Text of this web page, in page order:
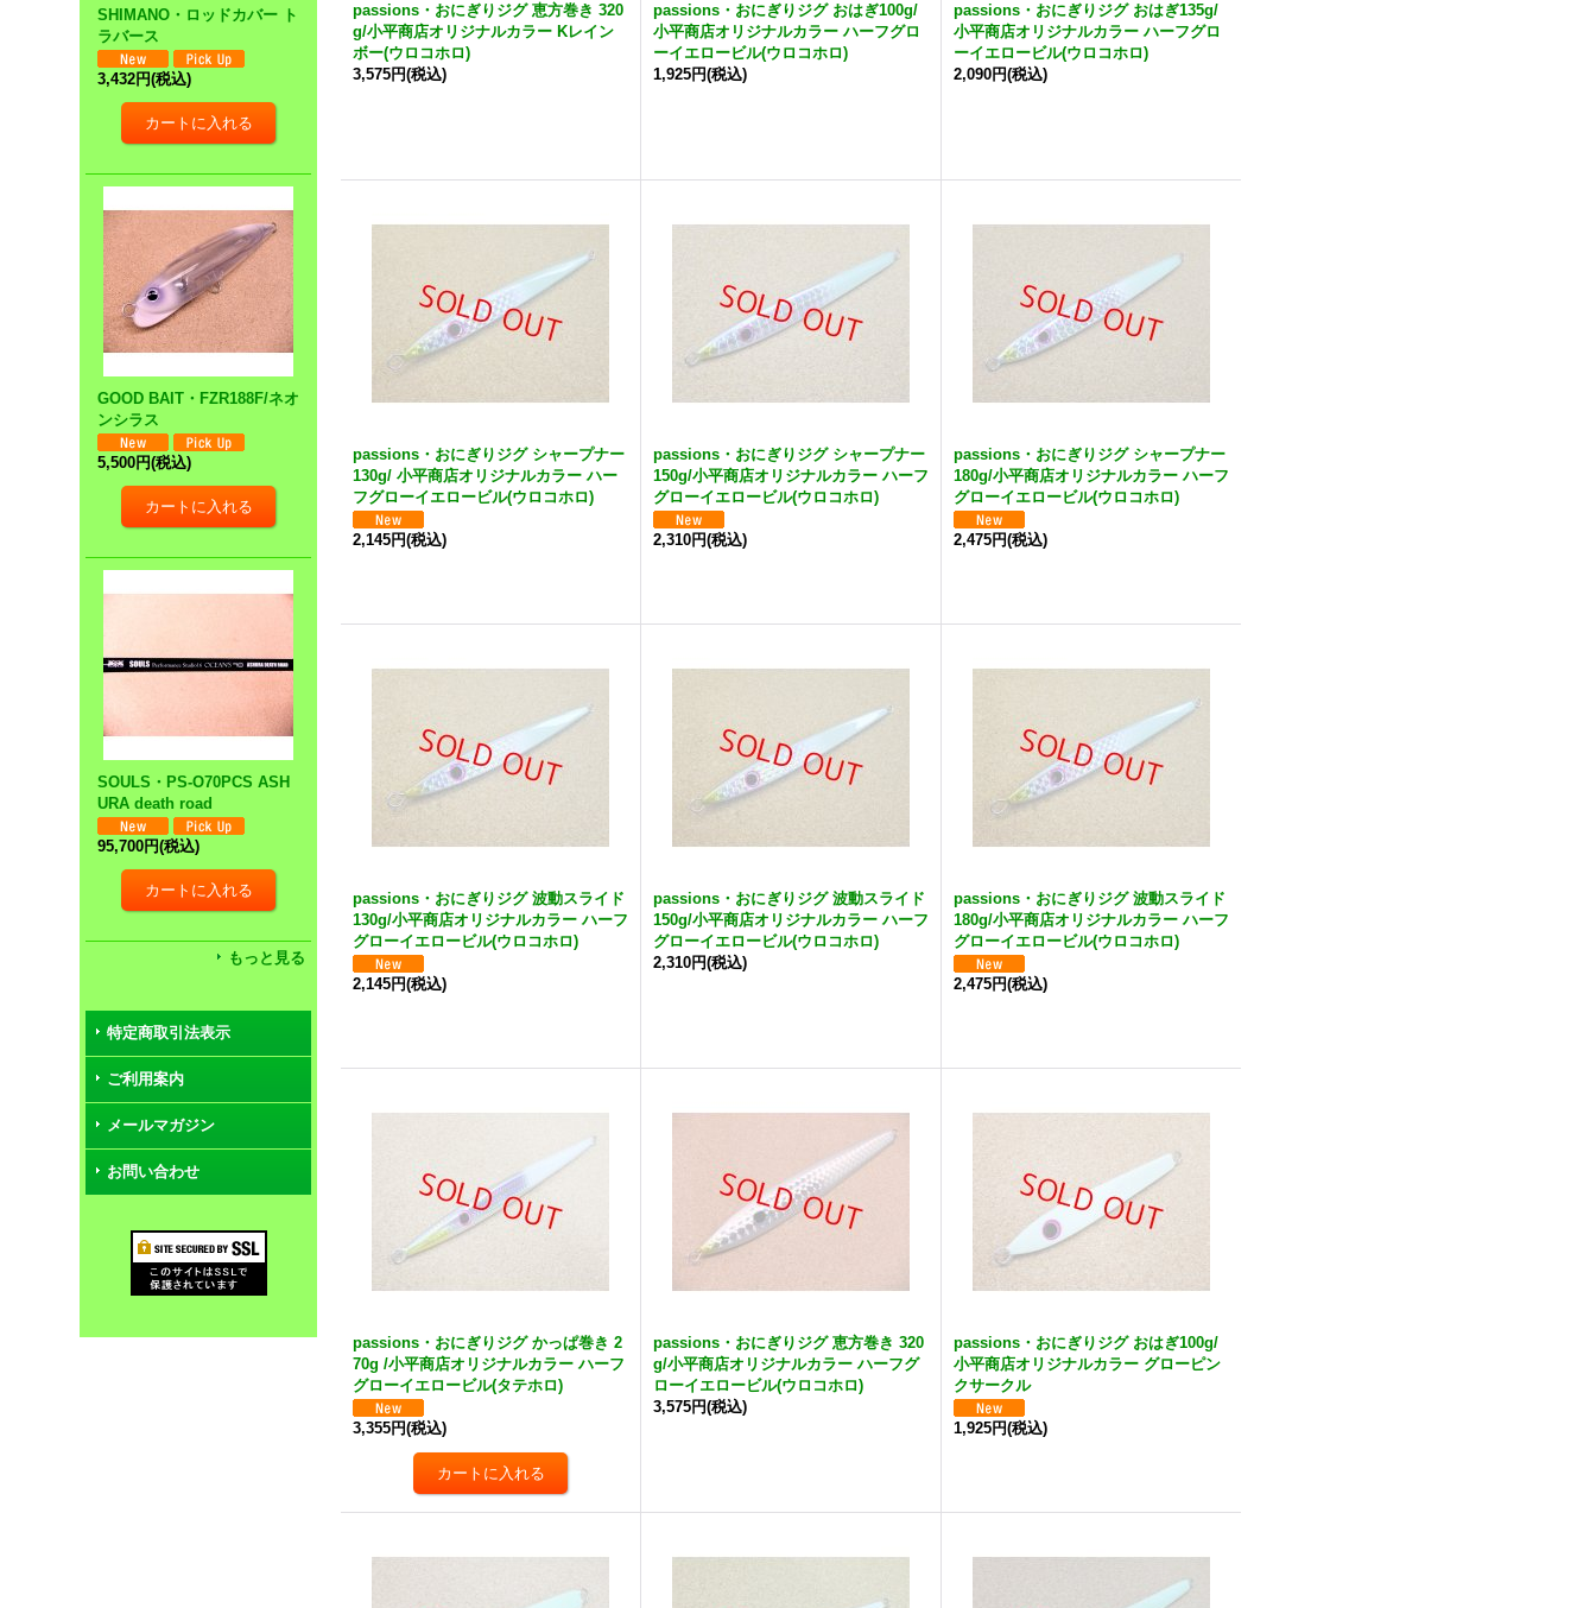
SHIMANO・ロッドカバー ト
ラバース
3,432円(税込)
GOOD BAIT・FZR188F/ネオ
ンシラス
5,500円(税込)
SOULS・PS-O70PCS ASH
URA death road
95,700円(税込)
もっと見る
特定商取引法表示
ご利用案内
メールマガジン
お問い合わせ
passions・おにぎりジグ 恵方巻き 320
g/小平商店オリジナルカラー Kレイン
ボー(ウロコホロ)
3,575円(税込)
passions・おにぎりジグ おはぎ100g/
小平商店オリジナルカラー ハーフグロ
ーイエロービル(ウロコホロ)
1,925円(税込)
passions・おにぎりジグ おはぎ135g/
小平商店オリジナルカラー ハーフグロ
ーイエロービル(ウロコホロ)
2,090円(税込)
passions・おにぎりジグ シャープナー
130g/ 小平商店オリジナルカラー ハー
フグローイエロービル(ウロコホロ)
2,145円(税込)
passions・おにぎりジグ シャープナー
150g/小平商店オリジナルカラー ハーフ
グローイエロービル(ウロコホロ)
2,310円(税込)
passions・おにぎりジグ シャープナー
180g/小平商店オリジナルカラー ハーフ
グローイエロービル(ウロコホロ)
2,475円(税込)
passions・おにぎりジグ 波動スライド
130g/小平商店オリジナルカラー ハーフ
グローイエロービル(ウロコホロ)
2,145円(税込)
passions・おにぎりジグ 波動スライド
150g/小平商店オリジナルカラー ハーフ
グローイエロービル(ウロコホロ)
2,310円(税込)
passions・おにぎりジグ 波動スライド
180g/小平商店オリジナルカラー ハーフ
グローイエロービル(ウロコホロ)
2,475円(税込)
passions・おにぎりジグ かっぱ巻き 2
70g /小平商店オリジナルカラー ハーフ
グローイエロービル(タテホロ)
3,355円(税込)
passions・おにぎりジグ 恵方巻き 320
g/小平商店オリジナルカラー ハーフグ
ローイエロービル(ウロコホロ)
3,575円(税込)
passions・おにぎりジグ おはぎ100g/
小平商店オリジナルカラー グローピン
クサークル
1,925円(税込)